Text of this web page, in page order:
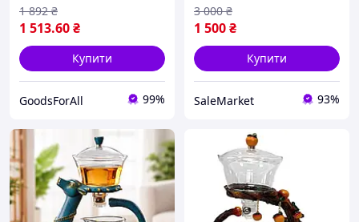
1 513.60₴
1 892 ₴
Купити
GoodsForAll 99%
1 500₴
3 000 ₴
Купити
SaleMarket 93%